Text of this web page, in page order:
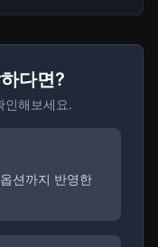
다면?
인해보세요.
션까지 반영한